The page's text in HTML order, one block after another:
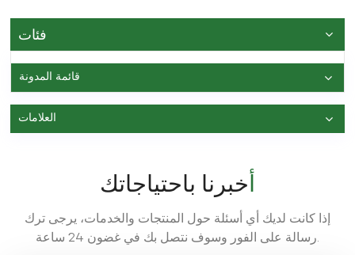
فئات
قائمة المدونة
العلامات
أخبرنا باحتياجاتك
إذا كانت لديك أي أسئلة حول المنتجات والخدمات، يرجى ترك
رسالة على الفور وسوف نتصل بك في غضون 24 ساعة.